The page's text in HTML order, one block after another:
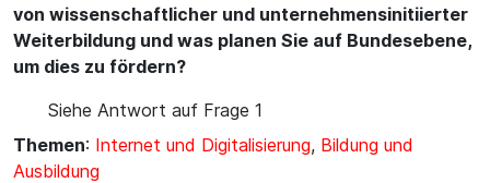
von wissenschaftlicher und unternehmensinitiierter
Weiterbildung und was planen Sie auf Bundesebene,
um dies zu fördern?
Siehe Antwort auf Frage 1
Themen: Internet und Digitalisierung, Bildung und
Ausbildung